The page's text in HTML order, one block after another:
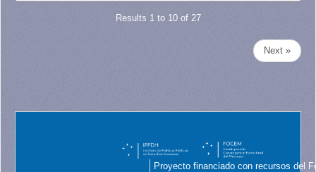
Results 1 to 10 of 27
Next »
Proyecto financiado con recursos del